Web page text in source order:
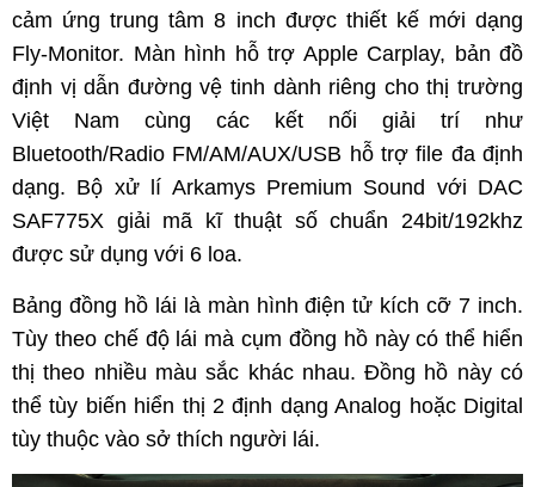
cảm ứng trung tâm 8 inch được thiết kế mới dạng
Fly-Monitor. Màn hình hỗ trợ Apple Carplay, bản đồ
định vị dẫn đường vệ tinh dành riêng cho thị trường
Việt Nam cùng các kết nối giải trí như
Bluetooth/Radio FM/AM/AUX/USB hỗ trợ file đa định
dạng. Bộ xử lí Arkamys Premium Sound với DAC
SAF775X giải mã kĩ thuật số chuẩn 24bit/192khz
được sử dụng với 6 loa.
Bảng đồng hồ lái là màn hình điện tử kích cỡ 7 inch.
Tùy theo chế độ lái mà cụm đồng hồ này có thể hiển
thị theo nhiều màu sắc khác nhau. Đồng hồ này có
thể tùy biến hiển thị 2 định dạng Analog hoặc Digital
tùy thuộc vào sở thích người lái.